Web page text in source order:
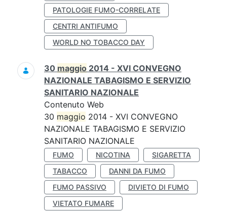
PATOLOGIE FUMO-CORRELATE
CENTRI ANTIFUMO
WORLD NO TOBACCO DAY
30 maggio 2014 - XVI CONVEGNO
NAZIONALE TABAGISMO E SERVIZIO
SANITARIO NAZIONALE
Contenuto Web
30 maggio 2014 - XVI CONVEGNO
NAZIONALE TABAGISMO E SERVIZIO
SANITARIO NAZIONALE
FUMO NICOTINA
SIGARETTA
TABACCO
DANNI DA FUMO
FUMO PASSIVO
DIVIETO DI FUMO
VIETATO FUMARE